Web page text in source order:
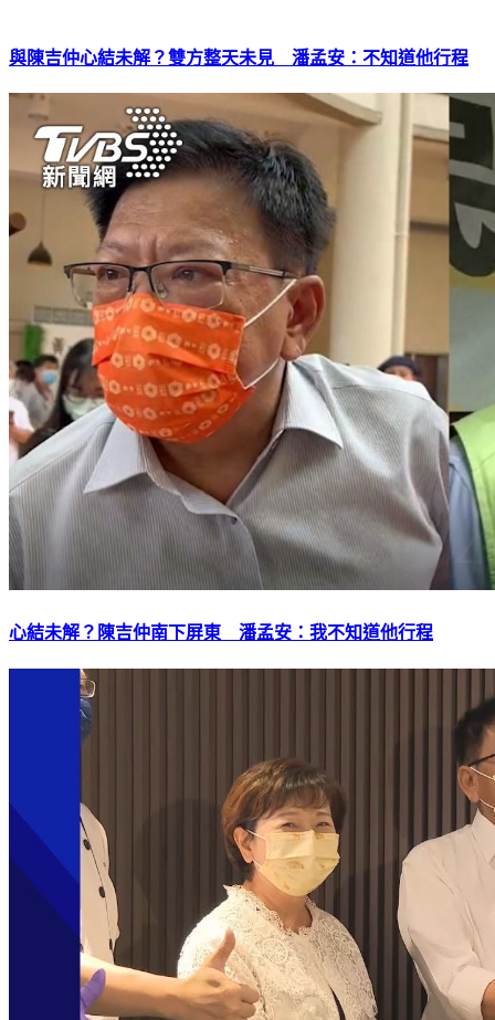
與陳吉仲心結未解？雙方整天未見 潘孟安：不知道他行程
心結未解？陳吉仲南下屏東 潘孟安：我不知道他行程